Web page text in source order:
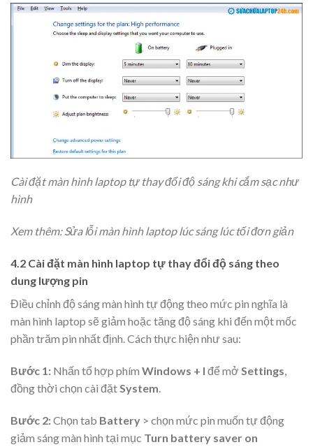
Cài đặt màn hình laptop tự thay đổi độ sáng khi cắm sạc như
hình
Xem thêm: Sửa lỗi màn hình laptop lúc sáng lúc tối đơn giản
4.2 Cài đặt màn hình laptop tự thay đổi độ sáng theo
dung lượng pin
Điều chỉnh độ sáng màn hình tự động theo mức pin nghĩa là
màn hình laptop sẽ giảm hoặc tăng độ sáng khi đến một mốc
phần trăm pin nhất định. Cách thực hiện như sau:
Bước 1: Nhấn tổ hợp phím Windows + I để mở Settings
đồng thời chọn cài đặt System
Bước 2:Chọn tab Battery > chọn mức pin muốn tự động
giảm sáng màn hình tại mục Turn battery saver on